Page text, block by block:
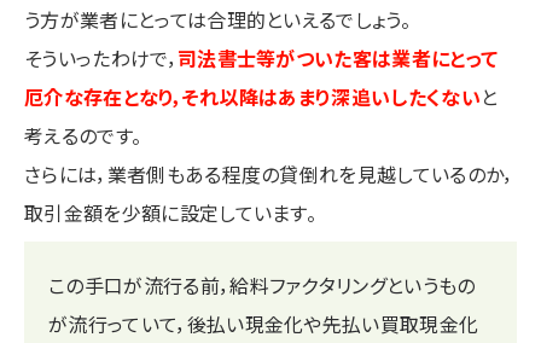
う方が業者にとっては合理的といえるでしょう。
そういったわけで， 司法書士等がついた客は業者にとって
厄介な存在となり，それ以降はあまり深追いしたくないと
考えるのです。
さらには，業者側もある程度の貸倒れを見越しているのか，
取引金額を少額に設定しています。
この手口が流行る前，給料ファクタリングというもの
が流行っていて，後払い現金化や先払い買取現金化